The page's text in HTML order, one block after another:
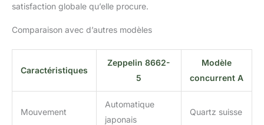
satisfaction globale qu’elle procure.
Comparaison avec d’autres modèles
Caractéristiques
Zeppelin 8662-
5
Modèle
concurrent A
Mouvement
Automatique
japonais
Quartz suisse